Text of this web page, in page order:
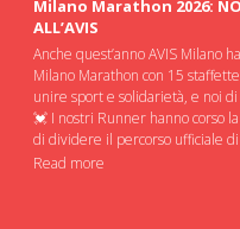
Milano Marathon 2026:
ALL’AVIS
Anche quest’anno AVIS Milano
Milano Marathon con 15
unire sport e solidarietà, e noi
💓 I nostri Runner hanno corso
di dividere il percorso ufficiale
Read more